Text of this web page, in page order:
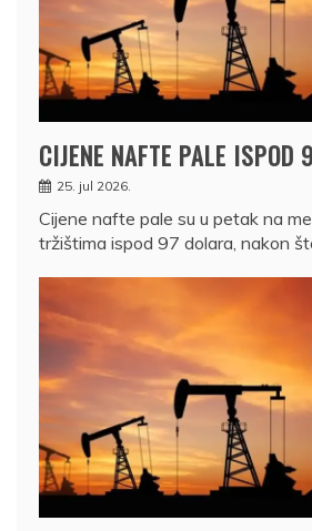
CIJENE NAFTE PALE ISPOD
25. jul 2026.
Cijene nafte pale su u petak na
tržištima ispod 97 dolara, nakon